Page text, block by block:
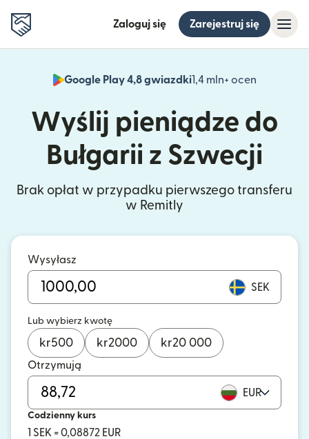
Zaloguj się Zarejestruj się
Google Play 4,8 gwiazdki1,4 mln+ ocen
(otwiera
Wyślij pieniądze do
Bułgarii z Szwecji
Brak opłat w przypadku pierwszego transferu
w Remitly
Wysyłasz
SEK
Lub wybierz kwotę
kr500 kr2000 kr20 000
Otrzymują
EUR
Codzienny kurs
1 SEK = 0,08872 EUR